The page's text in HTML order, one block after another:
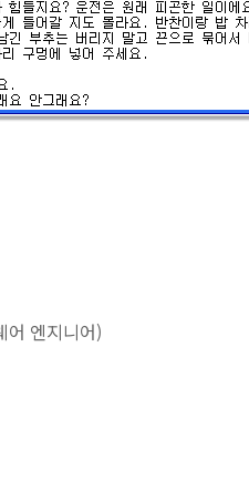
어 엔지니어)